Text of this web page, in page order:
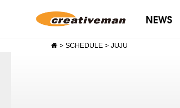
NEWS
> SCHEDULE > JUJU